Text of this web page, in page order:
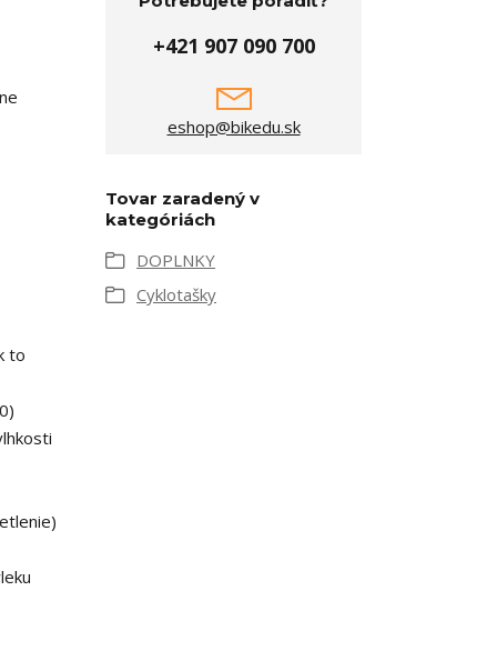
to
+421 907 090 700
eshop@bikedu.sk
Tovar zaradený v
kategóriách
DOPLNKY
Cyklotašky